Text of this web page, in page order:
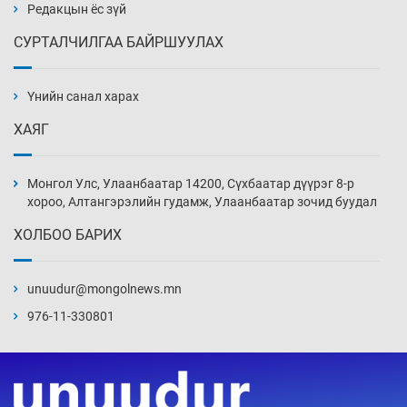
нэмэгджээ
Өчигдөр 13 цаг 30 мин
Өчигдөр 13 цаг 00 мин
Өчигдөр 12 цаг 30 мин
Редакцын ёс зүй
СУРТАЛЧИЛГАА БАЙРШУУЛАХ
Үнийн санал харах
ХАЯГ
Монгол Улс, Улаанбаатар 14200, Сүхбаатар дүүрэг 8-р
хороо, Алтангэрэлийн гудамж, Улаанбаатар зочид буудал
ХОЛБОО БАРИХ
unuudur@mongolnews.mn
976-11-330801